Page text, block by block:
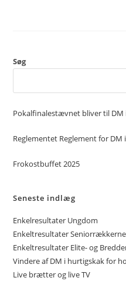
Søg
Pokalfinalestævnet bliver til
Reglementet Reglement for
Frokostbuffet 2025
Seneste indlæg
Enkelresultater Ungdom
Enkeltresultater Seniorrækkerne
Enkeltresultater Elite- og
Vindere af DM i hurtigskak for
Live brætter og live TV